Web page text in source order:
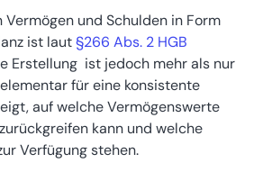
Vermögen und Schulden in Form
ist laut§266 Abs. 2 HGB
Erstellung ist jedoch mehr als nur
für eine konsistente
auf welche Vermögenswerte
kann und welche
Verfügung stehen.